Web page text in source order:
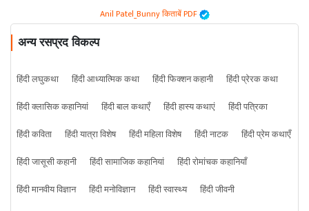
Anil Patel_Bunny किताबें PDF
अन्य रसप्रद विकल्प
हिंदी लघुकथा हिंदी आध्यात्मिक कथा हिंदी फिक्शन कहानी
हिंदी प्रेरक कथा
हिंदी क्लासिक कहानियां
हिंदी बाल कथाएँ हिंदी हास्य कथाएं
हिंदी पत्रिका
हिंदी कविता
हिंदी यात्रा विशेष हिंदी महिला विशेष हिंदी नाटक
हिंदी प्रेम कथाएँ
हिंदी जासूसी कहानी
हिंदी सामाजिक कहानियां
हिंदी रोमांचक कहानियाँ
हिंदी मानवीय विज्ञान
हिंदी मनोविज्ञान हिंदी स्वास्थ्य
हिंदी जीवनी